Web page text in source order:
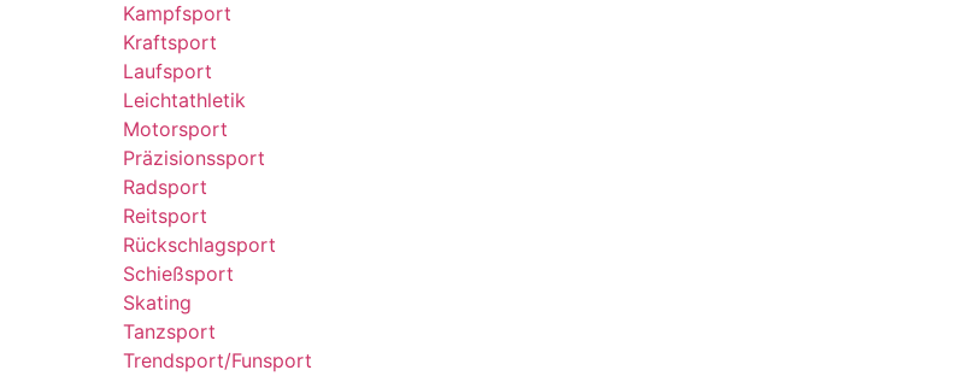
Kampfsport
Kraftsport
Laufsport
Leichtathletik
Motorsport
Präzisionssport
Radsport
Reitsport
Rückschlagsport
Schießsport
Skating
Tanzsport
Trendsport/Funsport